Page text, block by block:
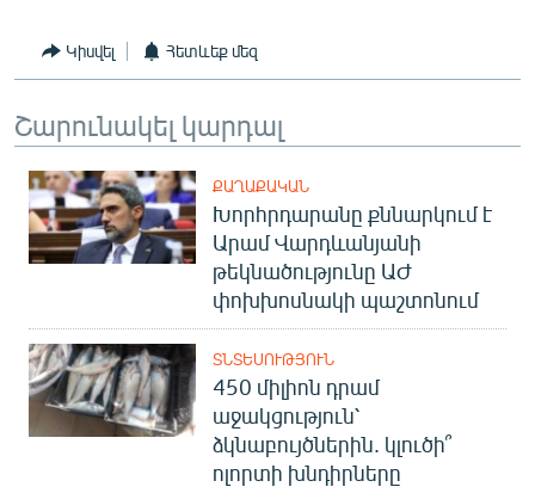
Կիսվել Հետևեք մեզ
Շարունակել կարդալ
ՔԱՂԱՔԱԿԱՆ
Խորհրդարանը քննարկում է
Արամ Վարդևանյանի
թեկնածությունը ԱԺ
փոխխոսնակի պաշտոնում
ՏՆՏԵՍՈՒԹՅՈՒՆ
450 միլիոն դրամ
աջակցություն՝
ձկնաբույծներին. կլուծի՞
ոլորտի խնդիրները